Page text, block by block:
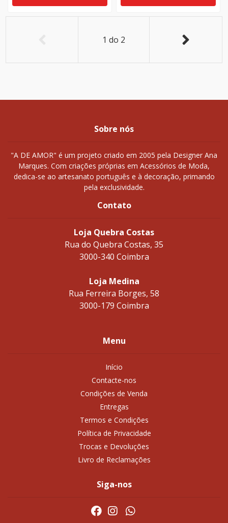
1 do 2
Sobre nós
"A DE AMOR" é um projeto criado em 2005 pela Designer Ana
Marques. Com criações próprias em Acessórios de Moda,
dedica-se ao artesanato português e à decoração, primando
pela exclusividade.
Contato
Loja Quebra Costas
Rua do Quebra Costas, 35
3000-340 Coimbra
Loja Medina
Rua Ferreira Borges, 58
3000-179 Coimbra
Menu
Início
Contacte-nos
Condições de Venda
Entregas
Termos e Condições
Política de Privacidade
Trocas e Devoluções
Livro de Reclamações
Siga-nos